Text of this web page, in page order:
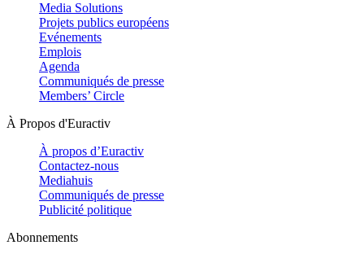
Media Solutions
Projets publics européens
Evénements
Emplois
Agenda
Communiqués de presse
Members’ Circle
À Propos d'Euractiv
À propos d’Euractiv
Contactez-nous
Mediahuis
Communiqués de presse
Publicité politique
Abonnements